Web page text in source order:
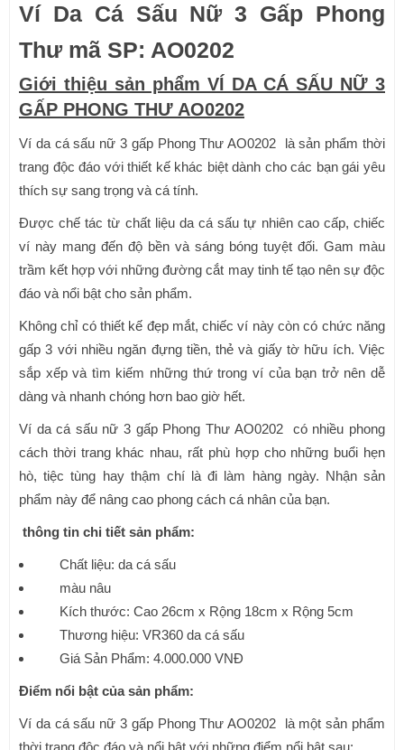
4,000,000₫.
Ví Da Cá Sấu Nữ 3 Gấp Phong
Thư mã SP: AO0202
Giới thiệu sản phẩm VÍ DA CÁ SẤU NỮ 3
GẤP PHONG THƯ AO0202
Ví da cá sấu nữ 3 gấp Phong Thư AO0202 là sản phẩm thời
trang độc đáo với thiết kế khác biệt dành cho các bạn gái yêu
thích sự sang trọng và cá tính.
Được chế tác từ chất liệu da cá sấu tự nhiên cao cấp, chiếc
ví này mang đến độ bền và sáng bóng tuyệt đối. Gam màu
trầm kết hợp với những đường cắt may tinh tế tạo nên sự độc
đáo và nổi bật cho sản phẩm.
Không chỉ có thiết kế đẹp mắt, chiếc ví này còn có chức năng
gấp 3 với nhiều ngăn đựng tiền, thẻ và giấy tờ hữu ích. Việc
sắp xếp và tìm kiếm những thứ trong ví của bạn trở nên dễ
dàng và nhanh chóng hơn bao giờ hết.
Ví da cá sấu nữ 3 gấp Phong Thư AO0202 có nhiều phong
cách thời trang khác nhau, rất phù hợp cho những buổi hẹn
hò, tiệc tùng hay thậm chí là đi làm hàng ngày. Nhận sản
phẩm này để nâng cao phong cách cá nhân của bạn.
thông tin chi tiết sản phẩm:
Chất liệu: da cá sấu
màu nâu
Kích thước: Cao 26cm x Rộng 18cm x Rộng 5cm
Thương hiệu: VR360 da cá sấu
Giá Sản Phẩm: 4.000.000 VNĐ
Điểm nổi bật của sản phẩm:
Ví da cá sấu nữ 3 gấp Phong Thư AO0202 là một sản phẩm